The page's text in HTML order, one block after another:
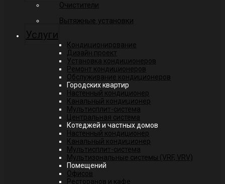
Очистители
Вытяжные установки
Услуги
Кондиционирование
Дизайн проект
Установка кондиционеров
Ремонт кондиционеров
Обслуживание кондиционеров
Городских квартир
Настенный кондиционер
Канальный кондиционер
Мультисплит-система
Центральная система
Котеджей и частных домов
Настенный кондиционер
Канальный кондиционер
Мультисплит-система
Мультизональные системы (VRF, VRV)
Помещений
Офисов
Ресторанов и кафе